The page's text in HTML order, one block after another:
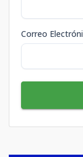
Correo